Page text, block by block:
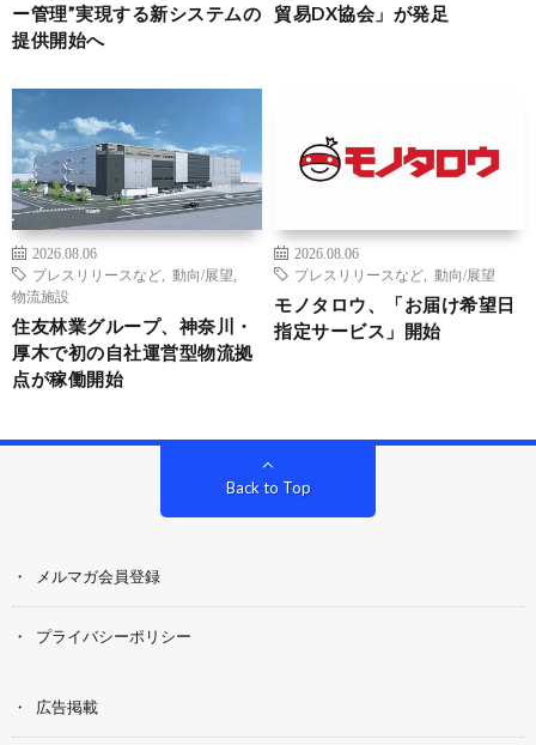
ー管理”実現する新システムの
提供開始へ
貿易DX協会」が発足
2026.08.06
プレスリリースなど
動向/展望
物流施設
住友林業グループ、神奈川・
厚木で初の自社運営型物流拠
点が稼働開始
2026.08.06
プレスリリースなど
動向/展望
モノタロウ、「お届け希望日
指定サービス」開始
Back to Top
メルマガ会員登録
プライバシーポリシー
広告掲載